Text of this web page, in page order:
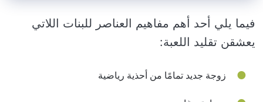
فيما يلي أحد أهم مفاهيم العناصر للبنات اللاتي
يعشقن تقليد اللعبة:
زوجة جديد تمامًا من أحذية رياضية